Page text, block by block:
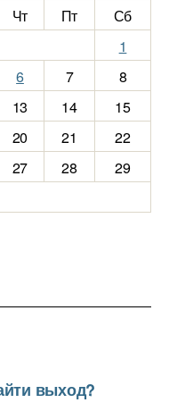
Чт Пт
Сб
1
6 7
8
13 14
15
20 21
22
27 28
29
выход?